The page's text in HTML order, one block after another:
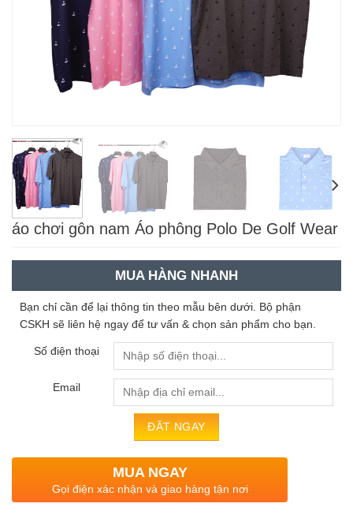
áo chơi gôn nam Áo phông Polo De Golf Wear
MUA HÀNG NHANH
Bạn chỉ cần để lại thông tin theo mẫu bên dưới. Bộ phận
CSKH sẽ liên hệ ngay để tư vấn & chọn sản phẩm cho bạn.
Số điện thoại
Email
MUA NGAY
Gọi điện xác nhận và giao hàng tận nơi